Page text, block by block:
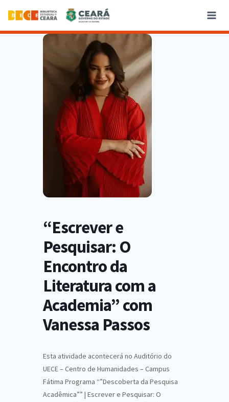
“Escrever e
Pesquisar: O
Encontro da
Literatura com a
Academia” com
Vanessa Passos
Esta atividade acontecerá no Auditório do
UECE – Centro de Humanidades – Campus
Fátima Programa “”Descoberta da Pesquisa
Acadêmica”” | Escrever e Pesquisar: O